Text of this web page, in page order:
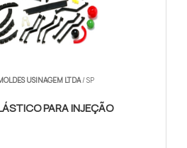
USINAGEM LTDA/ SP
PARA INJEÇÃO